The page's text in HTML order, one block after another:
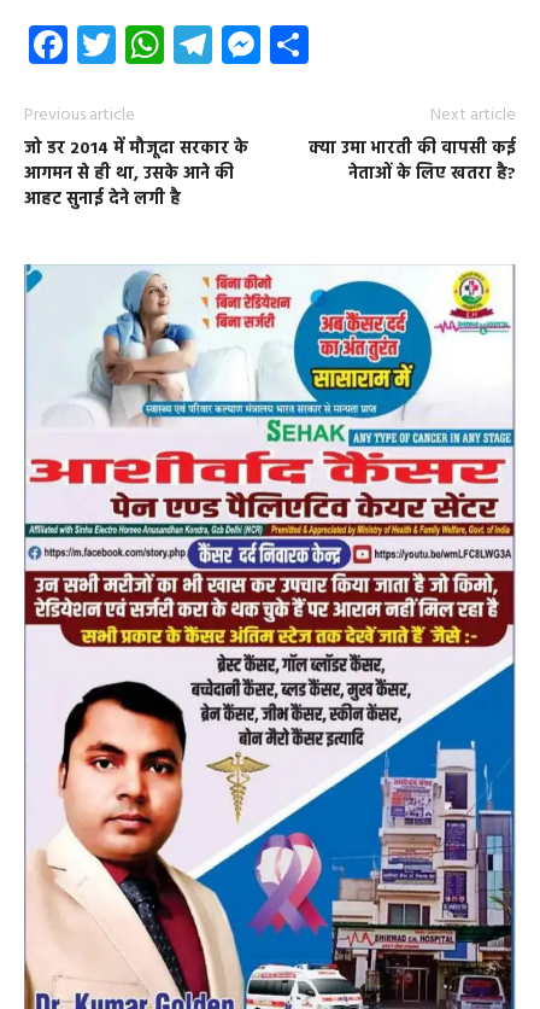
Facebook
Twitter
WhatsApp
Telegram
Messenger
Previous article
जो डर 2014 में मौजूदा सरकार के
आगमन से ही था, उसके आने की
आहट सुनाई देने लगी है
Next article
क्या उमा भारती की वापसी कई
नेताओं के लिए खतरा है?